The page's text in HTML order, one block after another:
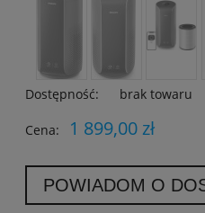
Dostępność: brak towaru
Cena: 1 899,00 zł
POWIADOM O